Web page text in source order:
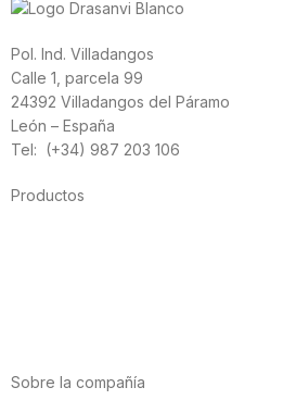
Pol. Ind. Villadangos
Calle 1, parcela 99
24392 Villadangos del Páramo
León – España
Tel: (+34) 987 203 106
Productos
Sobre la compañía